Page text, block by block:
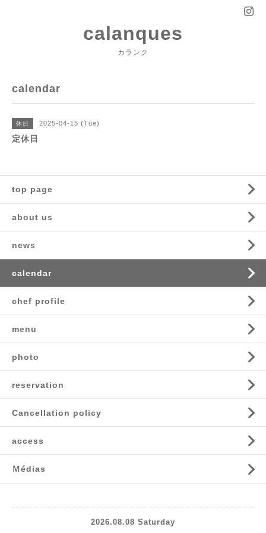
calanques
カランク
calendar
休日 2025-04-15 (Tue)
定休日
top page
about us
news
calendar
chef profile
menu
photo
reservation
Cancellation policy
access
Ｍédias
2026.08.08 Saturday